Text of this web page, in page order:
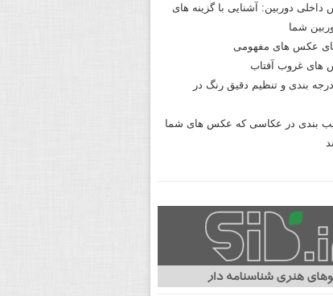
داخلی دوربین: آشنایی با گزینه های
شما
عکس های مفهومی
های غروب آفتاب
بندی و تنظیم دقیق رنگ در
بندی در عکاسی که عکس های شما